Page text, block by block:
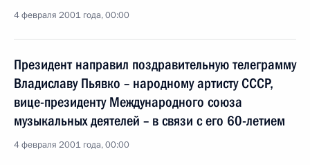
4 февраля 2001 года, 00:00
Президент направил поздравительную телеграмму
Владиславу Пьявко – народному артисту СССР,
вице-президенту Международного союза
музыкальных деятелей – в связи с его 60-летием
4 февраля 2001 года, 00:00